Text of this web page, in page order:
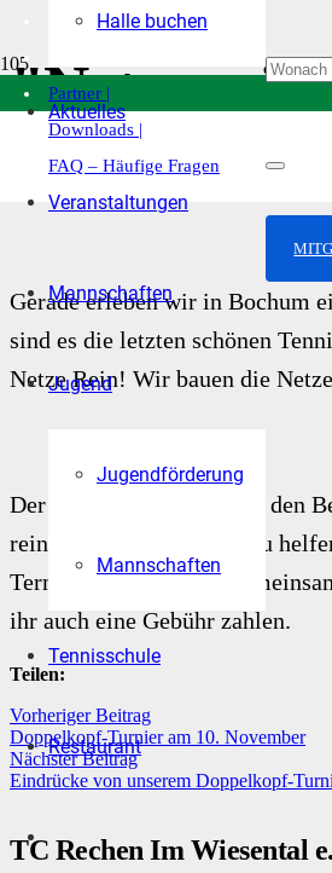
| Startseite |
Partner |
Downloads |
FAQ – Häufige Fragen
Halle buchen
Aktuelles
Veranstaltungen
Mannschaften
Jugend
Jugendförderung
Mannschaften
Tennisschule
Restaurant
"Netze
Veröffentlicht am26. September 2023
Gerade erleben wir in Bochum
sind es die letzten schönen
Netze Rein! Wir bauen die
Der Vorstand verweist auf den
rein oder bei Netze raus zu
Terminen dabei sein -
ihr auch eine Gebühr zahlen.
Teilen:
Vorheriger Beitrag
Doppelkopf-Turnier am 10. November
Nächster Beitrag
Eindrücke von unserem Doppelkopf-
TC Rechen Im Wiesental